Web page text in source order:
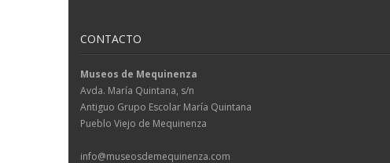
CONTACTO
Museos de Mequinenza
Avda. María Quintana, s/n
Antiguo Grupo Escolar María Quintana
Pueblo Viejo de Mequinenza
info@museosdemequinenza.com